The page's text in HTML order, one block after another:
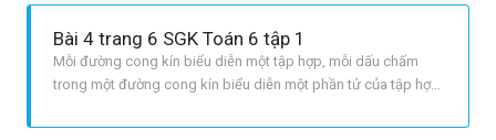
Bài 4 trang 6 SGK Toán 6 tập 1
Mỗi đường cong kín biểu diễn một tập hợp, mỗi dấu chấm
trong một đường cong kín biểu diễn một phần tử của tập hợp
{bút}, H = {sách; vở; bút}.